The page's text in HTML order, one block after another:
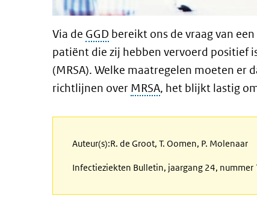
Via de GGD bereikt ons de vraag van
patiënt die zij hebben vervoerd positief
(MRSA). Welke maatregelen moeten er
richtlijnen over MRSA, het blijkt lastig
Auteur(s):R. de Groot, T. Oomen, P. Molenaar
Infectieziekten Bulletin, jaargang 24, nummer